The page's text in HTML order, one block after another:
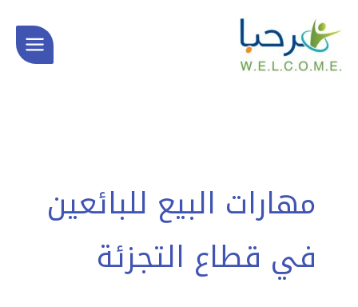
إلى
المحتوى
مهارات البيع للبائعين
في قطاع التجزئة
عن: